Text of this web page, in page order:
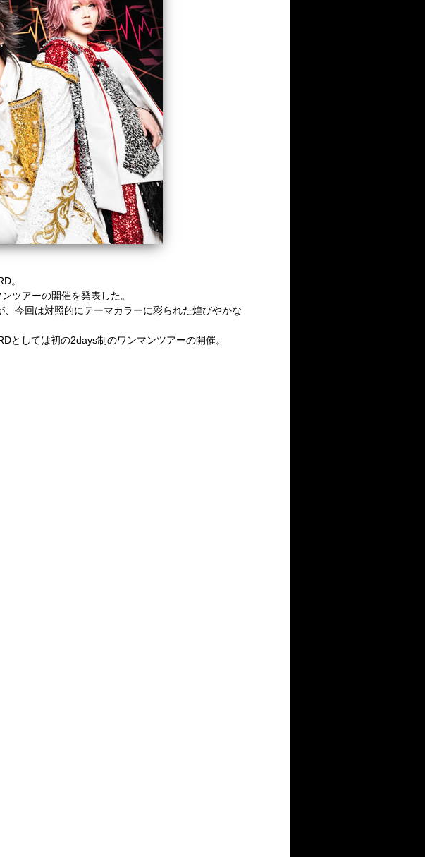
。
ツアーの開催を発表した。
今回は対照的にテーマカラーに彩られた煌びやかな
としては初の2days制のワンマンツアーの開催。